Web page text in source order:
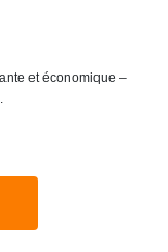
et économique –